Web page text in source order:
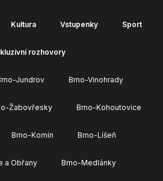
Kultura Vstupenky Sport
rozhovory
Jundrov Brno-Vinohrady
Žabovřesky Brno-Kohoutovice
Brno-Komín Brno-Líšeň
a Obřany Brno-Medlánky